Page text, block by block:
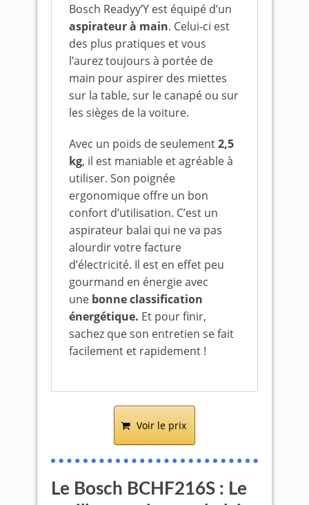
Bosch Readyy’Y est équipé d’un
aspirateur à main. Celui-ci est
des plus pratiques et vous
l’aurez toujours à portée de
main pour aspirer des miettes
sur la table, sur le canapé ou sur
les sièges de la voiture.
Avec un poids de seulement2,5
kg, il est maniable et agréable à
utiliser. Son poignée
ergonomique offre un bon
confort d’utilisation. C’est un
aspirateur balai qui ne va pas
alourdir votre facture
d’électricité. Il est en effet peu
gourmand en énergie avec
une bonne classification
énergétique. Et pour finir,
sachez que son entretien se fait
facilement et rapidement !
Voir le prix
Le Bosch BCHF216S : Le